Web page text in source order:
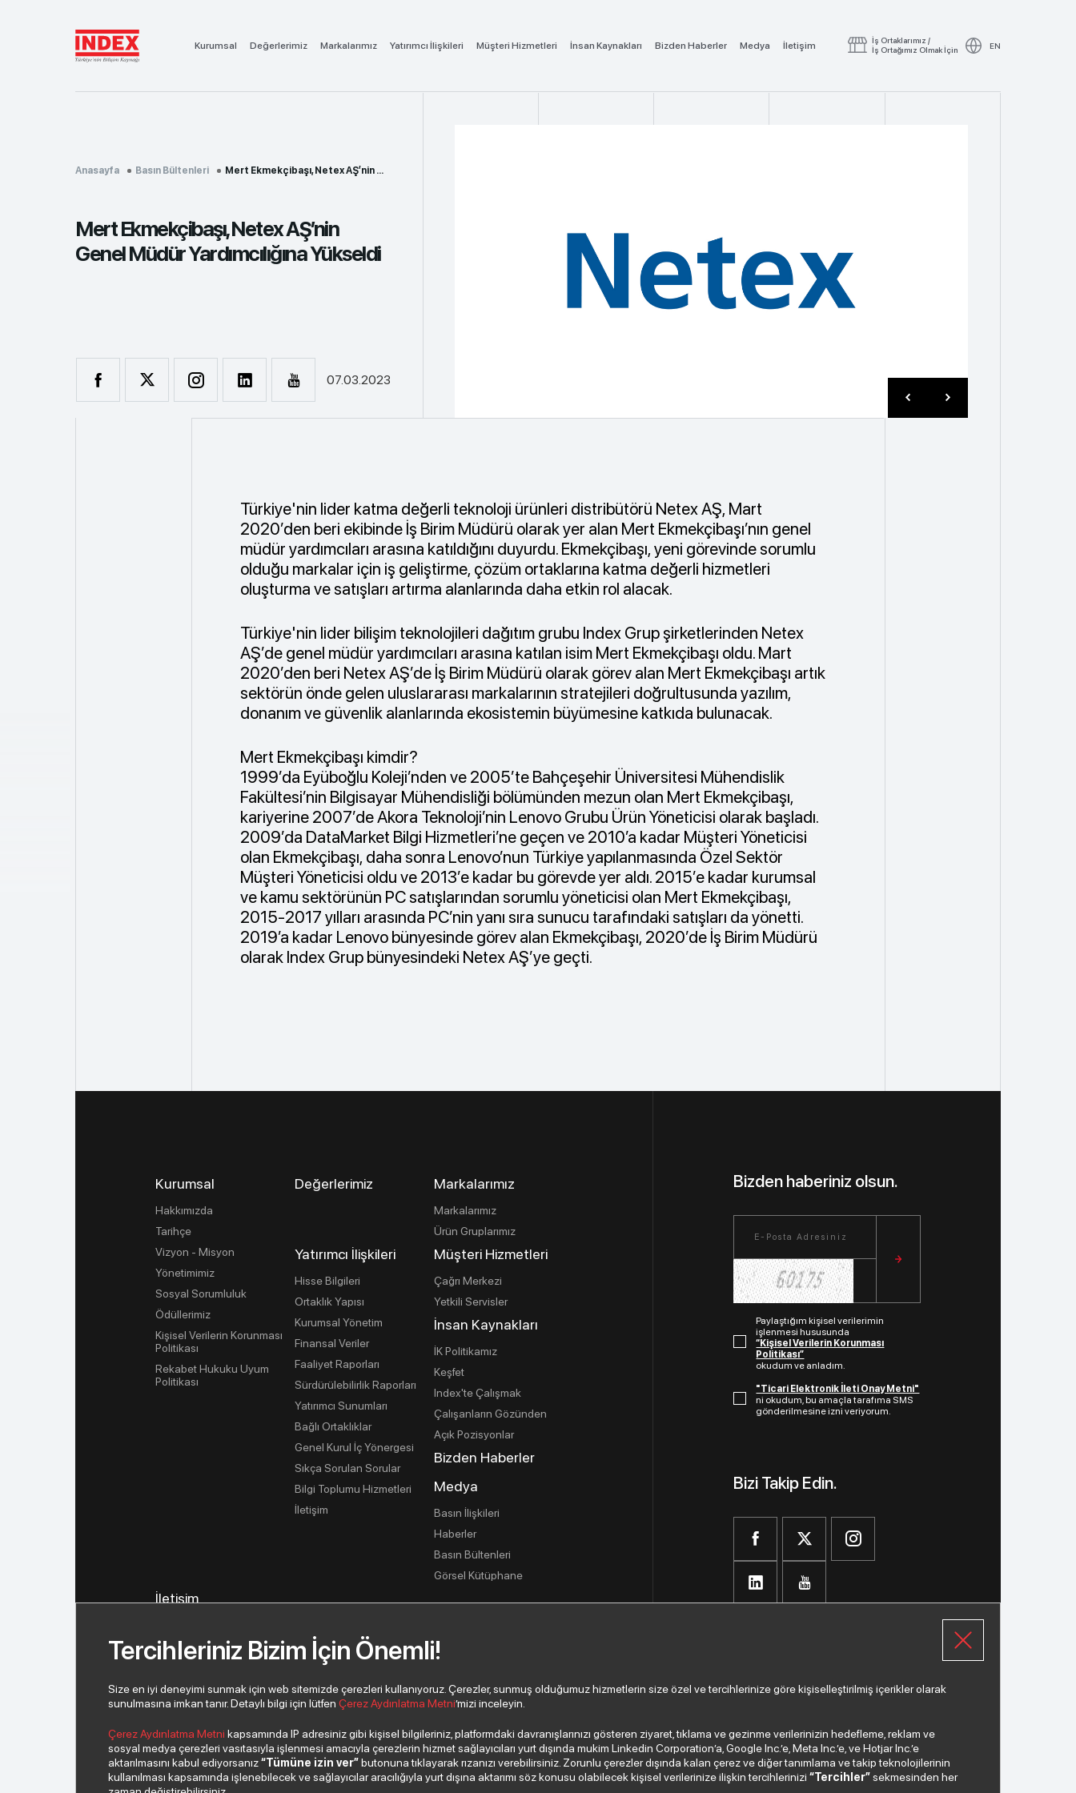
Kurumsal Değerlerimiz Markalarımız Yatırımcı İlişkileri Müşteri Hizmetleri İnsan Kaynakları Bizden Haberler Medya İletişim
İş Ortaklarımız /
İş Ortağımız Olmak İçin
EN
Anasayfa Basın Bültenleri Mert Ekmekçibaşı, Netex AŞ’nin Ge...
Mert Ekmekçibaşı, Netex AŞ’nin
Genel Müdür Yardımcılığına Yükseldi
07.03.2023
Türkiye'nin lider katma değerli teknoloji ürünleri distribütörü Netex AŞ, Mart
2020’den beri ekibinde İş Birim Müdürü olarak yer alan Mert Ekmekçibaşı’nın genel
müdür yardımcıları arasına katıldığını duyurdu. Ekmekçibaşı, yeni görevinde sorumlu
olduğu markalar için iş geliştirme, çözüm ortaklarına katma değerli hizmetleri
oluşturma ve satışları artırma alanlarında daha etkin rol alacak.
Türkiye'nin lider bilişim teknolojileri dağıtım grubu Index Grup şirketlerinden Netex
AŞ’de genel müdür yardımcıları arasına katılan isim Mert Ekmekçibaşı oldu. Mart
2020’den beri Netex AŞ’de İş Birim Müdürü olarak görev alan Mert Ekmekçibaşı artık
sektörün önde gelen uluslararası markalarının stratejileri doğrultusunda yazılım,
donanım ve güvenlik alanlarında ekosistemin büyümesine katkıda bulunacak.
Mert Ekmekçibaşı kimdir?
1999’da Eyüboğlu Koleji’nden ve 2005’te Bahçeşehir Üniversitesi Mühendislik
Fakültesi’nin Bilgisayar Mühendisliği bölümünden mezun olan Mert Ekmekçibaşı,
kariyerine 2007’de Akora Teknoloji’nin Lenovo Grubu Ürün Yöneticisi olarak başladı.
2009’da DataMarket Bilgi Hizmetleri’ne geçen ve 2010’a kadar Müşteri Yöneticisi
olan Ekmekçibaşı, daha sonra Lenovo’nun Türkiye yapılanmasında Özel Sektör
Müşteri Yöneticisi oldu ve 2013’e kadar bu görevde yer aldı. 2015’e kadar kurumsal
ve kamu sektörünün PC satışlarından sorumlu yöneticisi olan Mert Ekmekçibaşı,
2015-2017 yılları arasında PC’nin yanı sıra sunucu tarafındaki satışları da yönetti.
2019’a kadar Lenovo bünyesinde görev alan Ekmekçibaşı, 2020’de İş Birim Müdürü
olarak Index Grup bünyesindeki Netex AŞ’ye geçti.
Kurumsal
Hakkımızda
Tarihçe
Vizyon - Misyon
Yönetimimiz
Sosyal Sorumluluk
Ödüllerimiz
Kişisel Verilerin Korunması
Politikası
Rekabet Hukuku Uyum
Politikası
Değerlerimiz Markalarımız
Markalarımız
Ürün Gruplarımız
Yatırımcı İlişkileri
Hisse Bilgileri
Ortaklık Yapısı
Kurumsal Yönetim
Finansal Veriler
Faaliyet Raporları
Sürdürülebilirlik Raporları
Yatırımcı Sunumları
Bağlı Ortaklıklar
Genel Kurul İç Yönergesi
Sıkça Sorulan Sorular
Bilgi Toplumu Hizmetleri
İletişim
Müşteri Hizmetleri
Çağrı Merkezi
Yetkili Servisler
İnsan Kaynakları
İK Politikamız
Keşfet
Index'te Çalışmak
Çalışanların Gözünden
Açık Pozisyonlar
Bizden Haberler
Medya
Basın İlişkileri
Haberler
Basın Bültenleri
Görsel Kütüphane
İletişim
İletişim Formu
© 2026 Copyright INDEKS Bilgisayar A.Ş. Tüm hakları saklıdır.
Bizden haberiniz olsun.
Paylaştığım kişisel verilerimin
işlenmesi hususunda
“Kişisel Verilerin Korunması
Politikası”
okudum ve anladım.
"Ticari Elektronik İleti Onay Metni"
ni okudum, bu amaçla tarafıma SMS
gönderilmesine izni veriyorum.
Bizi Takip Edin.
Çağrı Merkezi
0850200 2 888
Tercihleriniz Bizim İçin Önemli!
Size en iyi deneyimi sunmak için web sitemizde çerezleri kullanıyoruz. Çerezler, sunmuş olduğumuz hizmetlerin size özel ve tercihlerinize göre kişiselleştirilmiş içerikler olarak
sunulmasına imkan tanır. Detaylı bilgi için lütfenÇerez Aydınlatma Metni’mizi inceleyin.
Çerez Aydınlatma Metni kapsamında IP adresiniz gibi kişisel bilgileriniz, platformdaki davranışlarınızı gösteren ziyaret, tıklama ve gezinme verilerinizin hedefleme, reklam ve
sosyal medya çerezleri vasıtasıyla işlenmesi amacıyla çerezlerin hizmet sağlayıcıları yurt dışında mukim Linkedin Corporation’a, Google Inc.’e, Meta Inc.’e, ve Hotjar Inc.’e
aktarılmasını kabul ediyorsanız“Tümüne izin ver”butonuna tıklayarak rızanızı verebilirsiniz. Zorunlu çerezler dışında kalan çerez ve diğer tanımlama ve takip teknolojilerinin
kullanılması kapsamında işlenebilecek ve sağlayıcılar aracılığıyla yurt dışına aktarımı söz konusu olabilecek kişisel verilerinize ilişkin tercihlerinizi“Tercihler”sekmesinden her